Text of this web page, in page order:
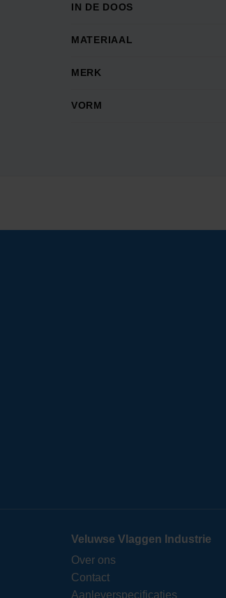
IN DE DOOS
MATERIAAL
MERK
VORM
Veluwse Vlaggen Industrie
Over ons
Contact
Aanleverspecificaties